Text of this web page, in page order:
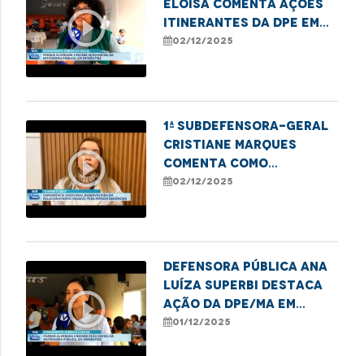
play_circle_outline
Eloisa comenta ações
itinerantes da DPE em
Imperatriz
02/12/2025
play_circle_outline
1ª subdefensora-geral
Cristiane Marques
comenta como
dependência emocional
02/12/2025
play_circle_outline
Defensora Pública Ana
Luíza Superbi destaca
ação da DPE/MA em
Imperatriz em defesa
01/12/2025